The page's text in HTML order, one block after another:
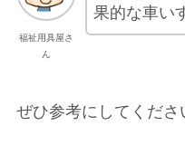
福祉用具屋さ
ん
果的な車い
ぜひ参考にしてくださ